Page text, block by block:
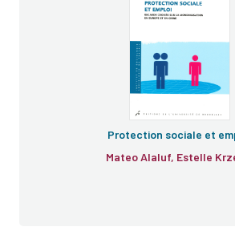
Protection sociale et
Mateo Alaluf, Estelle